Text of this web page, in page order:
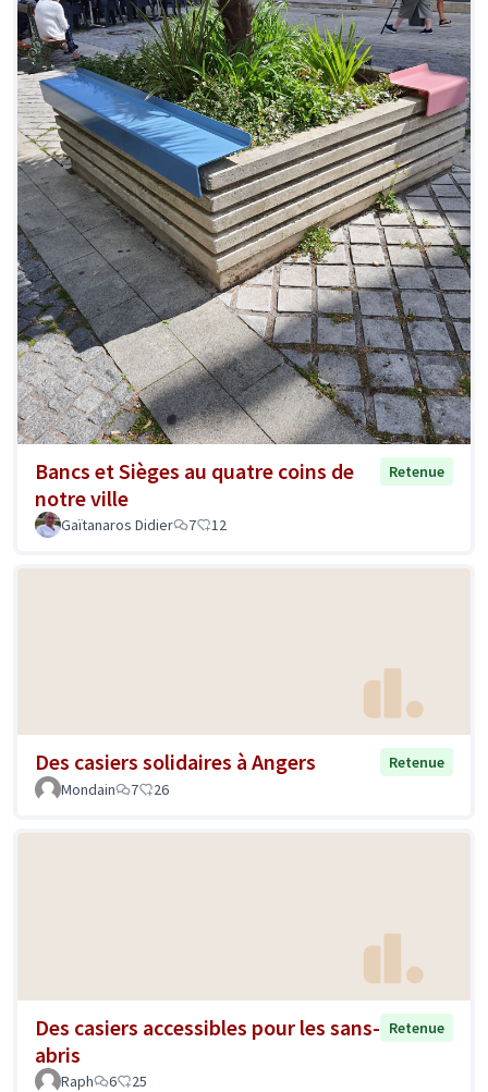
Bancs et Sièges au quatre coins de
notre ville
Retenue
Gaïtanaros Didier 7 12
Des casiers solidaires à Angers
Retenue
Mondain
7 26
Des casiers accessibles pour les sans-
abris
Retenue
Raph 6 25